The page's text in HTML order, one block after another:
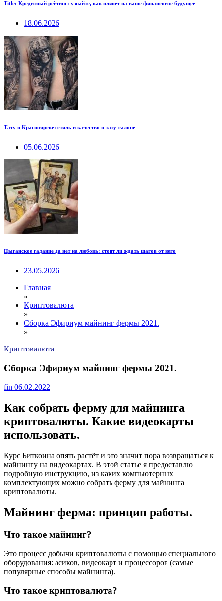
Title: Кредитный рейтинг: узнайте, как влияет на ваше финансовое будущее
18.06.2026
Тату в Красноярске: стиль и качество в тату-салоне
05.06.2026
Цыганское гадание да нет на любовь: стоит ли ждать шагов от него
23.05.2026
Главная
»
Криптовалюта
»
Сборка Эфириум майнинг фермы 2021.
»
Криптовалюта
Сборка Эфириум майнинг фермы 2021.
fin 06.02.2022
Как собрать ферму для майнинга
криптовалюты. Какие видеокарты
использовать.
Курс Биткоина опять растёт и это значит пора возвращаться к
майнингу на видеокартах. В этой статье я предоставлю
подробную инструкцию, из каких компьютерных
комплектующих можно собрать ферму для майнинга
криптовалюты.
Майнинг ферма: принцип работы.
Что такое майнинг?
Это процесс добычи криптовалюты с помощью специального
оборудования: асиков, видеокарт и процессоров (самые
популярные способы майнинга).
Что такое криптовалюта?